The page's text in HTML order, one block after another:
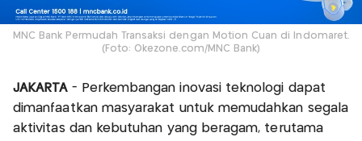
MNC Bank Permudah Transaksi dengan Motion Cuan di Indomaret.
(Foto: Okezone.com/MNC Bank)
JAKARTA - Perkembangan inovasi teknologi dapat
dimanfaatkan masyarakat untuk memudahkan segala
aktivitas dan kebutuhan yang beragam, terutama